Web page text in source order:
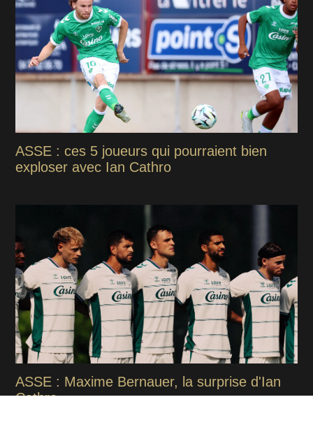
ASSE : ces 5 joueurs qui pourraient bien
exploser avec Ian Cathro
ASSE : Maxime Bernauer, la surprise d'Ian
Cathro